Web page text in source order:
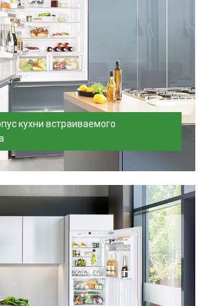
кухни встраиваемого
встраиваемый холодильник в